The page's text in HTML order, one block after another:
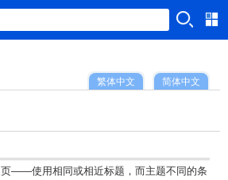
简体中文
繁体中文
页——使用相同或相近标题，而主题不同的条